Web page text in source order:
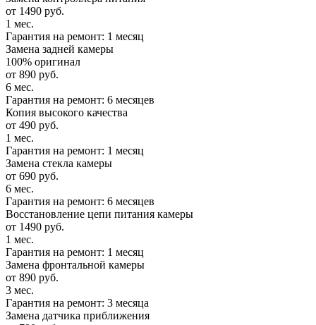
от 1490 руб.
1 мес.
Гарантия на ремонт: 1 месяц
Замена задней камеры
100% оригинал
от 890 руб.
6 мес.
Гарантия на ремонт: 6 месяцев
Копия высокого качества
от 490 руб.
1 мес.
Гарантия на ремонт: 1 месяц
Замена стекла камеры
от 690 руб.
6 мес.
Гарантия на ремонт: 6 месяцев
Восстановление цепи питания камеры
от 1490 руб.
1 мес.
Гарантия на ремонт: 1 месяц
Замена фронтальной камеры
от 890 руб.
3 мес.
Гарантия на ремонт: 3 месяца
Замена датчика приближения